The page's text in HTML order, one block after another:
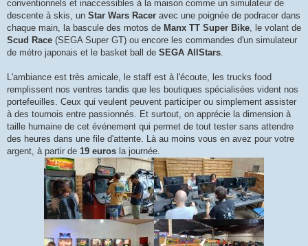
conventionnels et inaccessibles à la maison comme un simulateur de
descente à skis, un Star Wars Racer avec une poignée de podracer dans
chaque main, la bascule des motos de Manx TT Super Bike, le volant de
Scud Race (SEGA Super GT) ou encore les commandes d'un simulateur
de métro japonais et le basket ball de SEGA AllStars.
L'ambiance est très amicale, le staff est à l'écoute, les trucks food
remplissent nos ventres tandis que les boutiques spécialisées vident nos
portefeuilles. Ceux qui veulent peuvent participer ou simplement assister
à des tournois entre passionnés. Et surtout, on apprécie la dimension à
taille humaine de cet événement qui permet de tout tester sans attendre
des heures dans une file d'attente. Là au moins vous en avez pour votre
argent, à partir de 19 euros la journée.